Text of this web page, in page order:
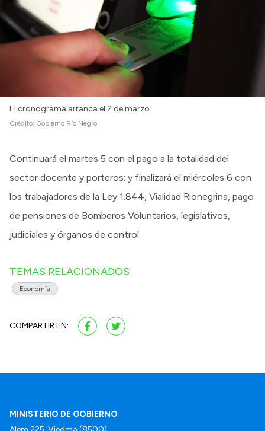
El cronograma arranca el 2 de marzo
Crédito: Gobierno Río Negro
Continuará el martes 5 con el pago a la totalidad del
sector docente y porteros; y finalizará el miércoles 6 con
los trabajadores de la Ley 1.844, Vialidad Rionegrina, pago
de pensiones de Bomberos Voluntarios, legislativos,
judiciales y órganos de control.
TEMAS RELACIONADOS
Economía
COMPARTIR EN:
MINISTERIO DE GOBIERNO